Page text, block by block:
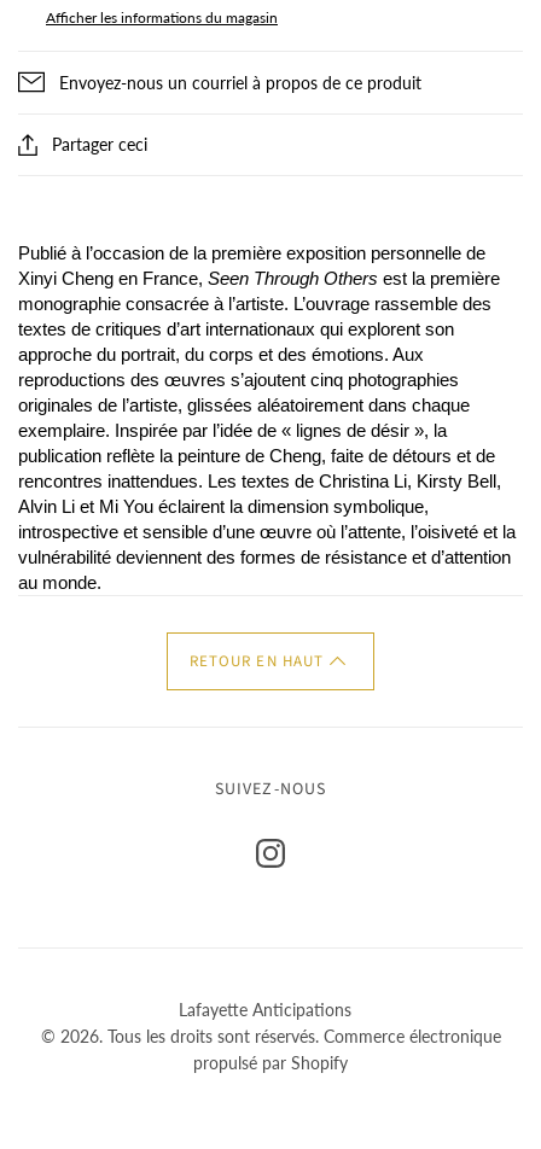
Afficher les informations du magasin
Envoyez-nous un courriel à propos de ce produit
Partager ceci
Publié à l’occasion de la première exposition personnelle de
Xinyi Cheng en France, Seen Through Others est la première
monographie consacrée à l’artiste. L’ouvrage rassemble des
textes de critiques d’art internationaux qui explorent son
approche du portrait, du corps et des émotions. Aux
reproductions des œuvres s’ajoutent cinq photographies
originales de l’artiste, glissées aléatoirement dans chaque
exemplaire. Inspirée par l’idée de « lignes de désir », la
publication reflète la peinture de Cheng, faite de détours et de
rencontres inattendues. Les textes de Christina Li, Kirsty Bell,
Alvin Li et Mi You éclairent la dimension symbolique,
introspective et sensible d’une œuvre où l’attente, l’oisiveté et la
vulnérabilité deviennent des formes de résistance et d’attention
au monde.
RETOUR EN HAUT
SUIVEZ-NOUS
Lafayette Anticipations
© 2026. Tous les droits sont réservés. Commerce électronique
propulsé par Shopify